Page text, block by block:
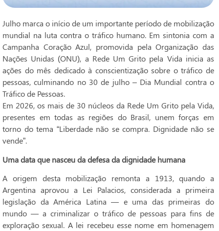
Julho marca o início de um importante período de mobilização
mundial na luta contra o tráfico humano. Em sintonia com a
Campanha Coração Azul, promovida pela Organização das
Nações Unidas (ONU), a Rede Um Grito pela Vida inicia as
ações do mês dedicado à conscientização sobre o tráfico de
pessoas, culminando no 30 de julho – Dia Mundial contra o
Tráfico de Pessoas.
Em 2026, os mais de 30 núcleos da Rede Um Grito pela Vida,
presentes em todas as regiões do Brasil, unem forças em
torno do tema “Liberdade não se compra. Dignidade não se
vende”.
Uma data que nasceu da defesa da dignidade humana
A origem desta mobilização remonta a 1913, quando a
Argentina aprovou a Lei Palacios, considerada a primeira
legislação da América Latina — e uma das primeiras do
mundo — a criminalizar o tráfico de pessoas para fins de
exploração sexual. A lei recebeu esse nome em homenagem